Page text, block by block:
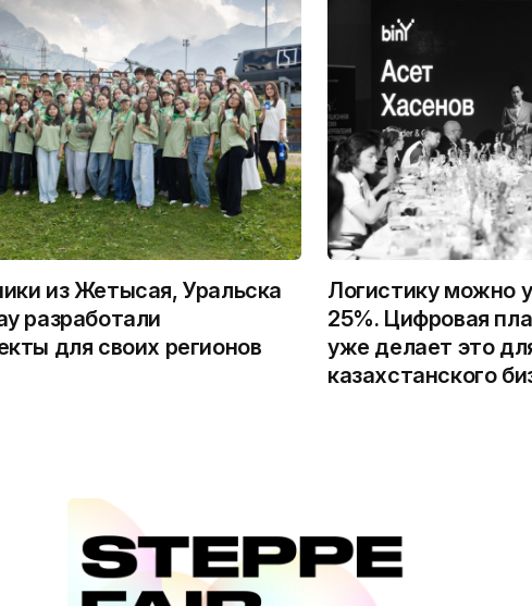
из Жетысая, Уральска
разработали
для своих регионов
Логистику можно
25%. Цифровая
уже делает это
казахстанского